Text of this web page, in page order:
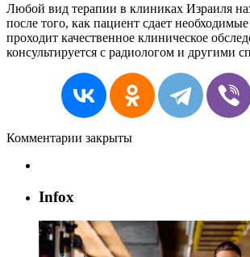
Любой вид терапии в клиниках Израиля
после того, как пациент сдает
проходит качественное клиническое
консультируется с радиологом и другими
Комментарии закрыты
Infox